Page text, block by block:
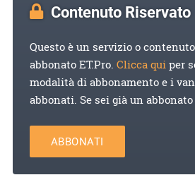
Contenuto Riservato
Questo è un servizio o
abbonato ET.Pro. Clicca quiper
modalità di abbonamento e i
abbonati. Se sei già un
ABBONATI